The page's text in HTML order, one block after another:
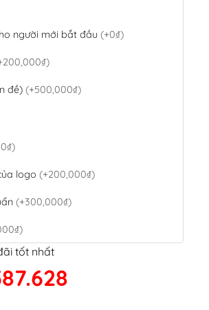
người mới bắt đầu (+0₫)
đề) (+500,000₫)
logo (+200,000₫)
(+300,000₫)
(+50,000₫)
tốt nhất